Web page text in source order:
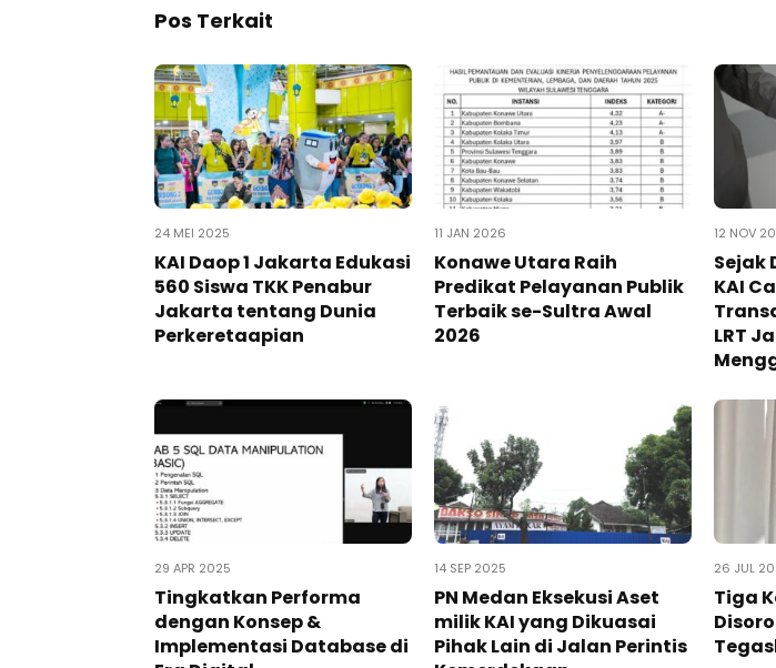
Pos Terkait
24 MEI 2025
KAI Daop 1 Jakarta Edukasi
560 Siswa TKK Penabur
Jakarta tentang Dunia
Perkeretaapian
11 JAN 2026
Konawe Utara Raih
Predikat Pelayanan Publik
Terbaik se-Sultra Awal
2026
12 NOV
Sejak
KAI
LRT
29 APR 2025
Tingkatkan Performa
dengan Konsep &
Implementasi Database di
14 SEP 2025
PN Medan Eksekusi Aset
milik KAI yang Dikuasai
Pihak Lain di Jalan Perintis
26 JUL
Tiga